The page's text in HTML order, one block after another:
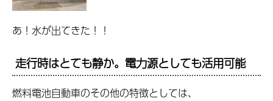
あ！水が出てきた！！
走行時はとても静か。電力源としても活用可能
燃料電池自動車のその他の特徴としては、